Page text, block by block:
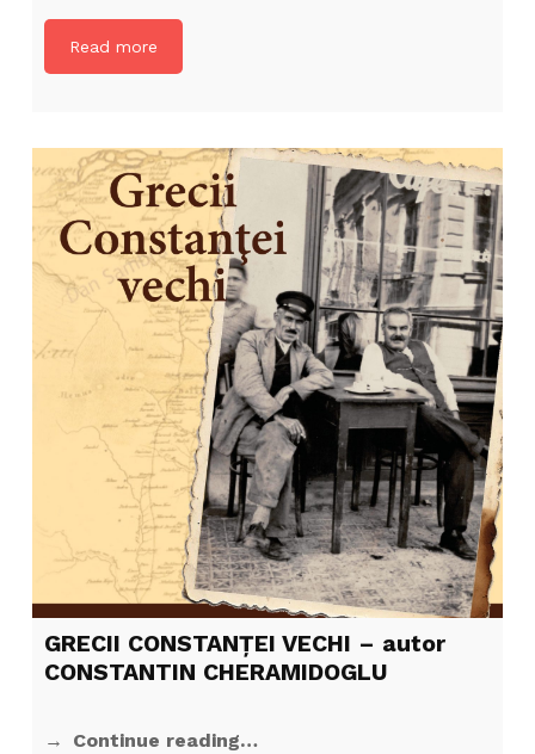
Read more
GRECII CONSTANȚEI VECHI – autor
CONSTANTIN CHERAMIDOGLU
Continue reading…